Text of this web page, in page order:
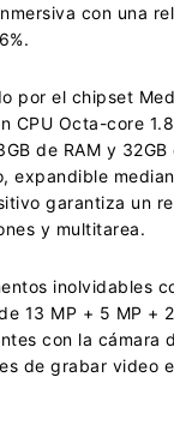
con una
por el chipset
CPU Octa-core
de RAM y 32GB
expandible
garantiza un
y multitarea.
inolvidables
13 MP + 5 MP +
con la cámara
de grabar video